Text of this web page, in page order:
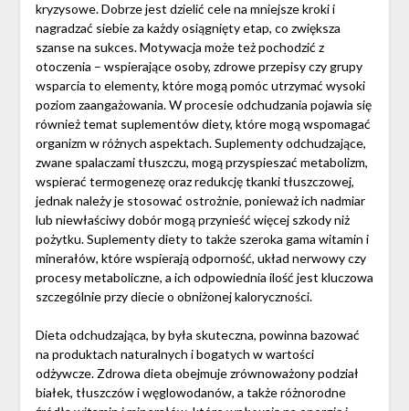
kryzysowe. Dobrze jest dzielić cele na mniejsze kroki i
nagradzać siebie za każdy osiągnięty etap, co zwiększa
szanse na sukces. Motywacja może też pochodzić z
otoczenia – wspierające osoby, zdrowe przepisy czy grupy
wsparcia to elementy, które mogą pomóc utrzymać wysoki
poziom zaangażowania. W procesie odchudzania pojawia się
również temat suplementów diety, które mogą wspomagać
organizm w różnych aspektach. Suplementy odchudzające,
zwane spalaczami tłuszczu, mogą przyspieszać metabolizm,
wspierać termogenezę oraz redukcję tkanki tłuszczowej,
jednak należy je stosować ostrożnie, ponieważ ich nadmiar
lub niewłaściwy dobór mogą przynieść więcej szkody niż
pożytku. Suplementy diety to także szeroka gama witamin i
minerałów, które wspierają odporność, układ nerwowy czy
procesy metaboliczne, a ich odpowiednia ilość jest kluczowa
szczególnie przy diecie o obniżonej kaloryczności.
Dieta odchudzająca, by była skuteczna, powinna bazować
na produktach naturalnych i bogatych w wartości
odżywcze. Zdrowa dieta obejmuje zrównoważony podział
białek, tłuszczów i węglowodanów, a także różnorodne